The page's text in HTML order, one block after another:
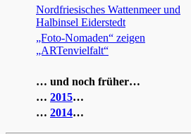
Nordfriesisches Wattenmeer und
Halbinsel Eiderstedt
„Foto-Nomaden“ zeigen
„ARTenvielfalt“
… und noch früher…
… 2015…
… 2014…